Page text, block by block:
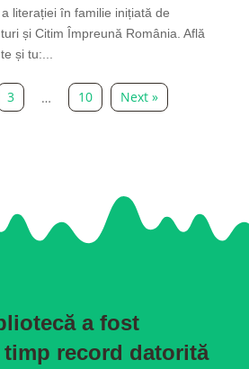
literației în familie inițiată de
și Citim Împreună România. Află
și tu:...
3 … 10 Next »
a fost
timp record datorită